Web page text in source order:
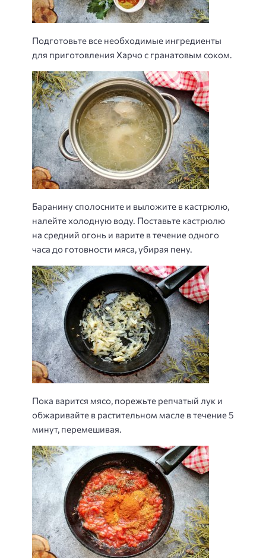
Подготовьте все необходимые ингредиенты
для приготовления Харчо с гранатовым соком.
Баранину сполосните и выложите в кастрюлю,
налейте холодную воду. Поставьте кастрюлю
на средний огонь и варите в течение одного
часа до готовности мяса, убирая пену.
Пока варится мясо, порежьте репчатый лук и
обжаривайте в растительном масле в течение 5
минут, перемешивая.